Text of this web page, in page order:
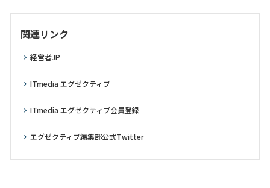
関連リンク
経営者JP
ITmedia エグゼクティブ
ITmedia エグゼクティブ会員登録
エグゼクティブ編集部公式Twitter